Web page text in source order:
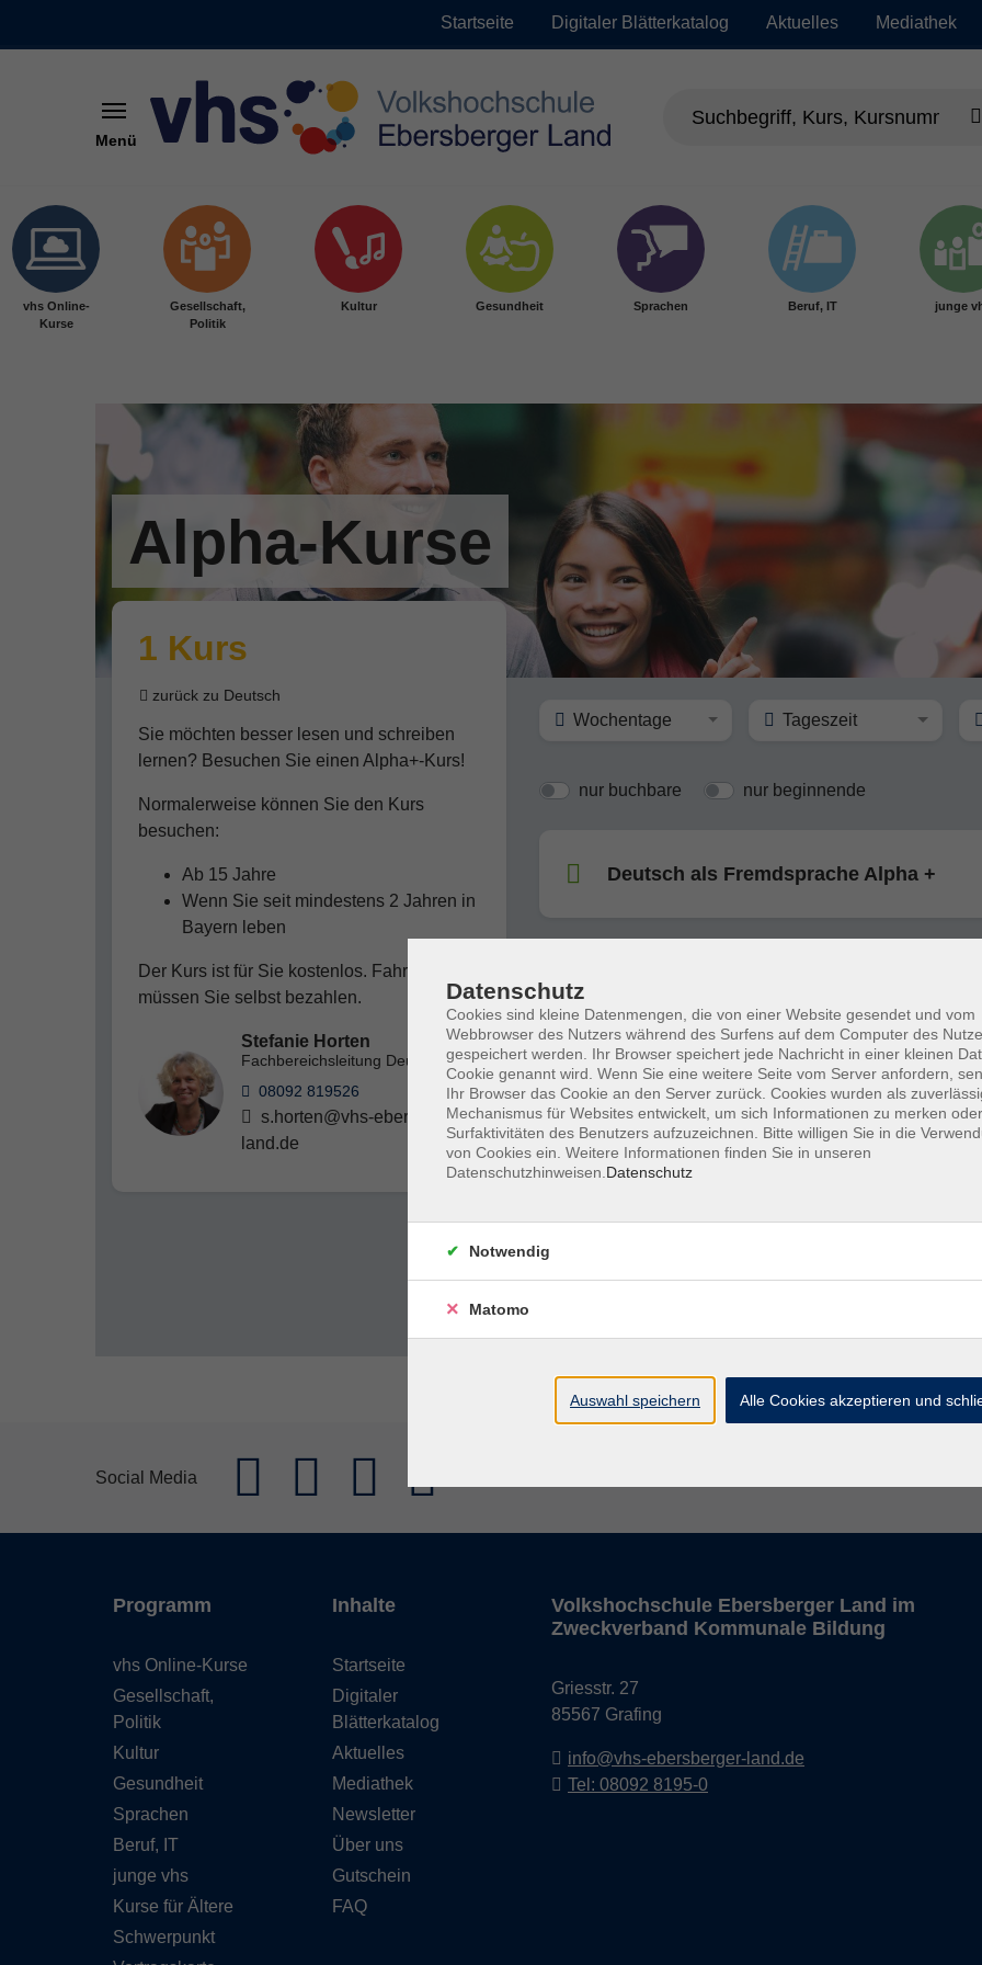
Startseite Digitaler Blätterkatalog Aktuelles Mediathek
Menü
vhs Online-
Kurse
Gesellschaft,
Politik
Kultur Gesundheit Sprachen Beruf, IT junge
Alpha-Kurse
1 Kurs
zurück zu Deutsch
Sie möchten besser lesen und schreiben
lernen? Besuchen Sie einen Alpha+-Kurs!
Normalerweise können Sie den Kurs
besuchen:
Ab 15 Jahre
Wenn Sie seit mindestens 2 Jahren in
Bayern leben
Der Kurs ist für Sie kostenlos. Fahrtkosten
müssen Sie selbst bezahlen.
Stefanie Horten
Fachbereichsleitung Deutsch
08092 819526
s.horten@vhs-ebersberger-
land.de
Wochentage Tageszeit
nur buchbare nur beginnende
Deutsch als Fremdsprache Alpha +
Deutsch lernen bei der vhs
Deutschkurse,
Persönliche Beratung und
DieAnmeldung für Deutschkurseinklusive
Geschäftsstelle der vhs Ebersberger Land .
Unsere Kurse richten sich an alle, dieDeutsch als
bis Fortgeschrittene.
Einbürgerung &
Social Media
Programm
vhs Online-Kurse
Gesellschaft,
Politik
Kultur
Gesundheit
Sprachen
Beruf, IT
junge vhs
Kurse für Ältere
Schwerpunkt
Inhalte
Startseite
Digitaler
Blätterkatalog
Aktuelles
Mediathek
Newsletter
Über uns
Gutschein
FAQ
Volkshochschule Ebersberger Land im
Zweckverband Kommunale Bildung
Griesstr. 27
85567 Grafing
info@vhs-ebersberger-land.de
Tel: 08092 8195-0
Datenschutz
Cookies sind kleine Datenmengen, die von einer Website gesendet und vom
Webbrowser des Nutzers während des Surfens auf dem Computer des
gespeichert werden. Ihr Browser speichert jede Nachricht in einer kleinen
Cookie genannt wird. Wenn Sie eine weitere Seite vom Server anfordern,
Ihr Browser das Cookie an den Server zurück. Cookies wurden als
Mechanismus für Websites entwickelt, um sich Informationen zu merken
Surfaktivitäten des Benutzers aufzuzeichnen. Bitte willigen Sie in die
von Cookies ein. Weitere Informationen finden Sie in unseren
Datenschutzhinweisen. Datenschutz
Notwendig
Matomo
Auswahl speichern Alle Cookies akzeptieren und